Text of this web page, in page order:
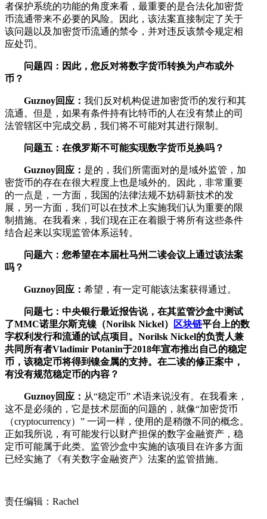
者保护系统的功能的角度来看，最重要的是合法化加密货
币流通带来不必要的风险。因此，该法案直接制定了关于
该问题以及加密货币流通的禁令，并对违反该禁令规定相
应处罚。
问题四：因此，您反对将数字货币转换为卢布或外
币？
Guznoy回应： 我们反对机构促进加密货币的发行和其
流通。但是，如果有条件持有比特币的人在没有禁止的司
法管辖区中完成交易，我们将不可能对其进行限制。
问题五：在俄罗斯不可能实现数字货币兑换吗？
Guznoy回应： 是的，我们所需面对的是域外监管，加
密货币的存在在很大程度上也是域外的。因此，非常重要
的一点是，一方面，我国的法律法规不妨碍新技术的发
展，另一方面，我们可以在技术上实施我们认为重要的限
制措施。在我看来，我们现在正在着眼于将所有这些条件
结合起来以实现监管体系运转。
问题六：您希望在本届杜马州二读会议上通过该法案
吗？
Guznoy回应： 希望，有一定可能该法案获得通过。
问题七：中央银行最近报告说，在其监管沙盒中测试
了MMC诺里尔斯克镍（Norilsk Nickel）
区块链平台上的数
字权利发行和流通的试点项目。Norilsk Nickel的负责人兼
共同所有者Vladimir Potanin于2018年宣布推出自己的稳定
币，该稳定币将得到镍金属的支持。在二读的修正案中，
有没有规范稳定币的内容？
Guznoy回应： 从“稳定币” 术语来说没有。在我看来，
这不是必须的，它是技术层面的问题的，就像“加密货币
（cryptocurrency）” 一词一样，使用的是稍微不同的概念。
正如我所说，有可能发行以财产担保的数字金融资产，稳
定币可能属于此类。监管沙盒中实施的该项目在许多方面
已经实施了《有关数字金融资产》法案的监管措施。
责任编辑：Rachel